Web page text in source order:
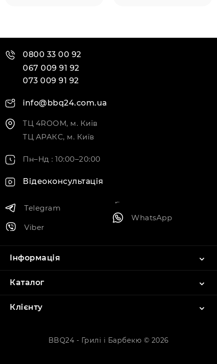
0800 33 00 92
067 009 91 92
073 009 91 92
info@bbq24.com.ua
ТЦ 4ROOM, м. Київ
ТЦ АРАКС, м. Київ
Пн–Нд : 10:00–20:00
Відеоконсультація
Telegram
Viber
WhatsApp
Інформація
Каталог
Клієнту
BBQ24 - Грилі і Барбекю © 2026